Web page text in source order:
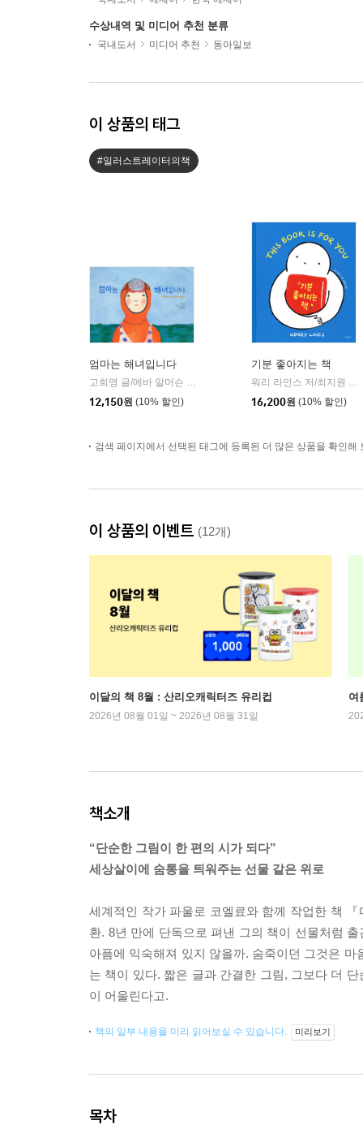
수상내역 및 미디어 추천 분류
국내도서 미디어 추천 동아일보
이 상품의 태그
#일러스트레이터의책
엄마는 해녀입니다
고희영 글/에바 알머슨 그림/ 안현모 역 | 난다
12,150원 (10% 할인)
기분 좋아지는 책
워리 라인스 저/최지원 역
16,200원 (10% 할인)
검색 페이지에서 선택된 태그에 등록된 더 많은 상품을 확인해
이 상품의 이벤트 (12개)
이달의 책 8월 : 산리오캐릭터즈 유리컵
2026년 08월 01일 ~ 2026년 08월 31일
여
책소개
“단순한 그림이 한 편의 시가 되다”
세상살이에 숨통을 틔워주는 선물 같은 위로
세계적인 작가 파울로 코엘료와 함께 작업한 책
환. 8년 만에 단독으로 펴낸 그의 책이 선물처럼
아픔에 익숙해져 있지 않을까. 숨죽이던 그것은
는 책이 있다. 짧은 글과 간결한 그림, 그보다 더
이 어울린다고.
책의 일부 내용을 미리 읽어보실 수 있습니다. 미리보기
목차